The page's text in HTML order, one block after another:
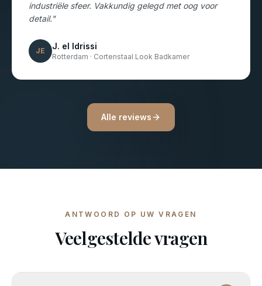
industriële sfeer. Vakkundig gelegd met oog voor
detail."
JE J. el Idrissi
Rotterdam · Cortenstaal Look Badkamer
Alle reviews
ANTWOORD OP UW VRAGEN
Veelgestelde vragen